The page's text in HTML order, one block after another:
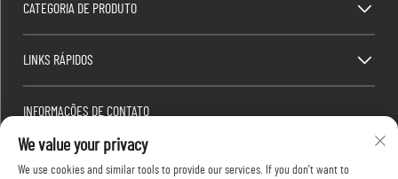
CATEGORIA DE PRODUTO
LINKS RÁPIDOS
INFORMAÇÕES DE CONTATO
Factory/Office add : Zona Industrial Dawang, Heshan Town (ao sul da Estrada Nacional da
E-mail: [email protected]
We value your privacy
We use cookies and similar tools to provide our services. If you don't want to